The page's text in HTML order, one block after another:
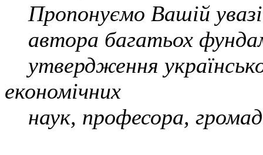
Пропонуємо Вашій
автора багатьох
утвердження
економічних
наук, професора,